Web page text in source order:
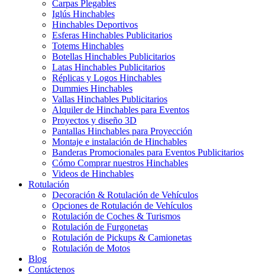
Carpas Plegables
Iglús Hinchables
Hinchables Deportivos
Esferas Hinchables Publicitarios
Totems Hinchables
Botellas Hinchables Publicitarios
Latas Hinchables Publicitarios
Réplicas y Logos Hinchables
Dummies Hinchables
Vallas Hinchables Publicitarios
Alquiler de Hinchables para Eventos
Proyectos y diseño 3D
Pantallas Hinchables para Proyección
Montaje e instalación de Hinchables
Banderas Promocionales para Eventos Publicitarios
Cómo Comprar nuestros Hinchables
Videos de Hinchables
Rotulación
Decoración & Rotulación de Vehículos
Opciones de Rotulación de Vehículos
Rotulación de Coches & Turismos
Rotulación de Furgonetas
Rotulación de Pickups & Camionetas
Rotulación de Motos
Blog
Contáctenos